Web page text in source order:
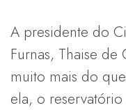
A presidente do
Furnas, Thaise
muito mais do
ela, o